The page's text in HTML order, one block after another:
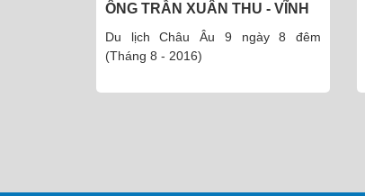
ÔNG TRẦN XUÂN THU - VĨNH
Du lịch Châu Âu 9 ngày 8 đêm
(Tháng 8 - 2016)